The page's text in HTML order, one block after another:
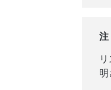
注